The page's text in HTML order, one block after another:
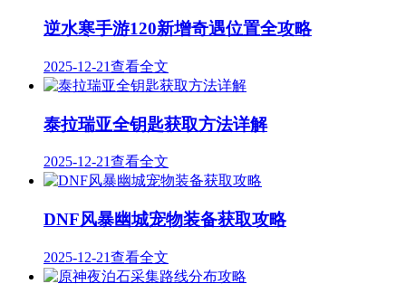
逆水寒手游120新增奇遇位置全攻略
2025-12-21查看全文
泰拉瑞亚全钥匙获取方法详解
2025-12-21查看全文
DNF风暴幽城宠物装备获取攻略
2025-12-21查看全文